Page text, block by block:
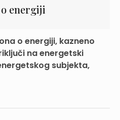
o energiji
o energiji, kazneno
na energetski
subjekta,